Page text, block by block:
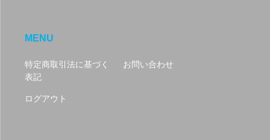
MENU
特定商取引法に基づく
表記
お問い合わせ
ログアウト